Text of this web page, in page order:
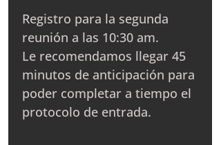
Registro para la segunda
reunión a las 10:30 am.
Le recomendamos llegar 45
minutos de anticipación para
poder completar a tiempo el
protocolo de entrada.